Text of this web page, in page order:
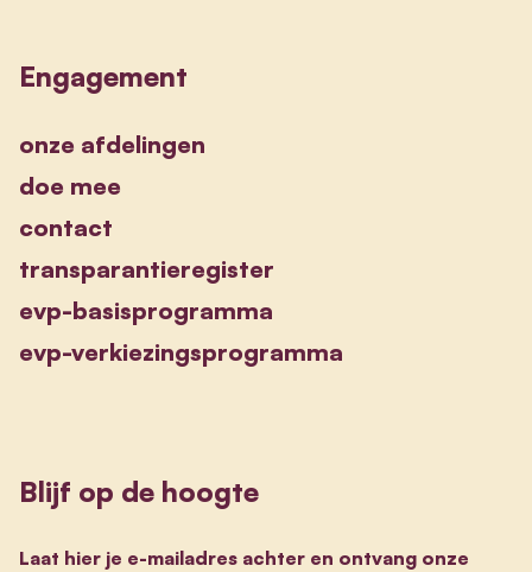
Engagement
onze afdelingen
doe mee
contact
transparantieregister
evp-basisprogramma
evp-verkiezingsprogramma
Blijf op de hoogte
Laat hier je e-mailadres achter en ontvang onze